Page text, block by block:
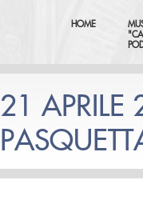
HOME
21 APRILE